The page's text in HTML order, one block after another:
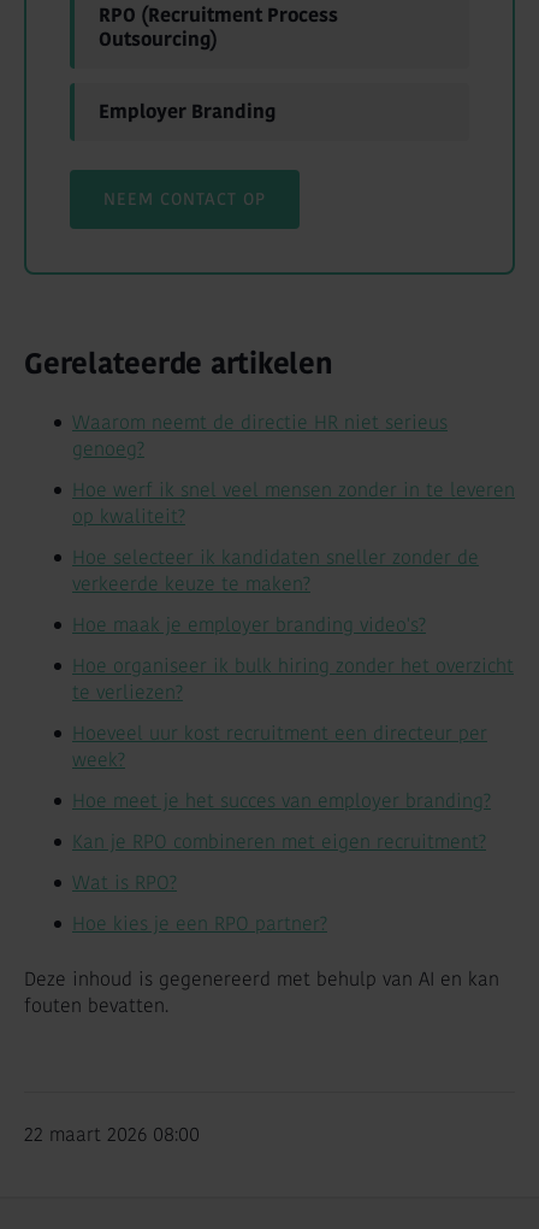
RPO (Recruitment Process
Outsourcing)
Employer Branding
NEEM CONTACT OP
Gerelateerde artikelen
Waarom neemt de directie HR niet serieus
genoeg?
Hoe werf ik snel veel mensen zonder in te leveren
op kwaliteit?
Hoe selecteer ik kandidaten sneller zonder de
verkeerde keuze te maken?
Hoe maak je employer branding video's?
Hoe organiseer ik bulk hiring zonder het overzicht
te verliezen?
Hoeveel uur kost recruitment een directeur per
week?
Hoe meet je het succes van employer branding?
Kan je RPO combineren met eigen recruitment?
Wat is RPO?
Hoe kies je een RPO partner?
Deze inhoud is gegenereerd met behulp van AI en kan
fouten bevatten.
22 maart 2026 08:00